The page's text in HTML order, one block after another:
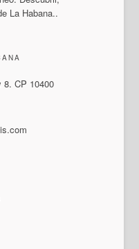
La Habana..
8. CP 10400